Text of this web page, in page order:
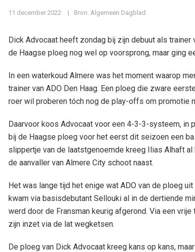
11 december 2022 Bron: Algemeen Dagblad
Dick Advocaat heeft zondag bij zijn debuut als
de Haagse ploeg nog wel op voorsprong, maar ging
In een waterkoud Almere was het moment waarop
trainer van ADO Den Haag. Een ploeg die zware
roer wil proberen tóch nog de play-offs om promotie
Daarvoor koos Advocaat voor een 4-3-3-systeem,
bij de Haagse ploeg voor het eerst dit seizoen een
slippertje van de laatstgenoemde kreeg Ilias Alhaft
de aanvaller van Almere City schoot naast.
Het was lange tijd het enige wat ADO van de ploeg
kwam via basisdebutant Sellouki al in de dertiende
werd door de Fransman keurig afgerond. Via een
zijn inzet via de lat wegketsen.
De ploeg van Dick Advocaat kreeg kans op kans,